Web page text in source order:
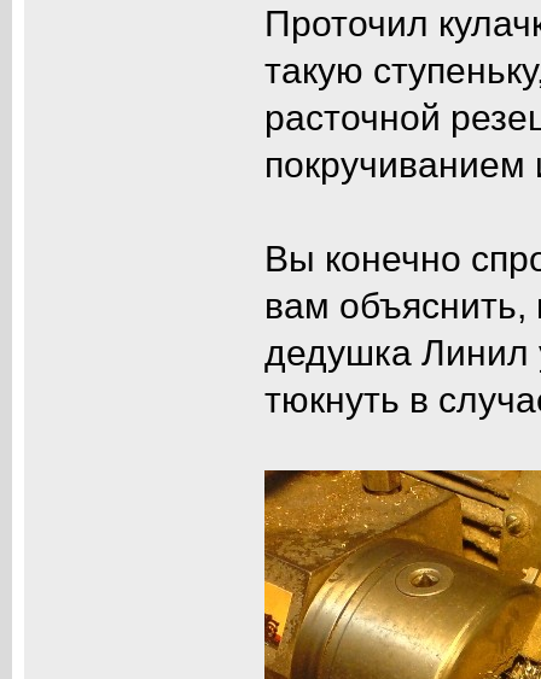
Проточил
такую
расточной
Вы конечно
вам объяснить,
дедушка Линил
тюкнуть в